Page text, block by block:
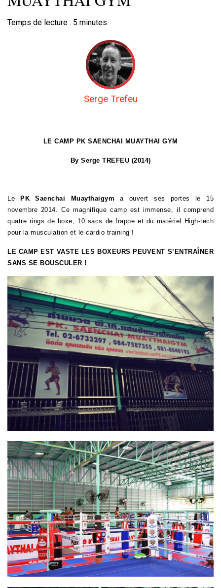
Temps de lecture : 5 minutes
Serge Trefeu
LE CAMP PK SAENCHAI MUAYTHAI GYM
By Serge TREFEU (2014)
Le PK Saenchai Muaythaigyma ouvert ses portes le 15
novembre 2014. Ce magnifique camp est immense, il comprend
quatre rings de boxe, 10 sacs de frappe et du matériel
High-tech
pour la musculation et le cardio training !
LE CAMP EST VASTE LES BOXEURS PEUVENT S’ENTRAÎNER
SANS SE BOUSCULER !